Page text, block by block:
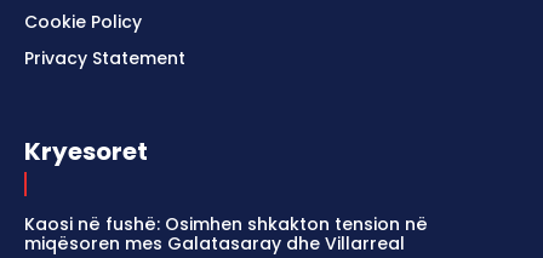
Cookie Policy
Privacy Statement
Kryesoret
Kaosi në fushë: Osimhen shkakton tension në
miqësoren mes Galatasaray dhe Villarreal